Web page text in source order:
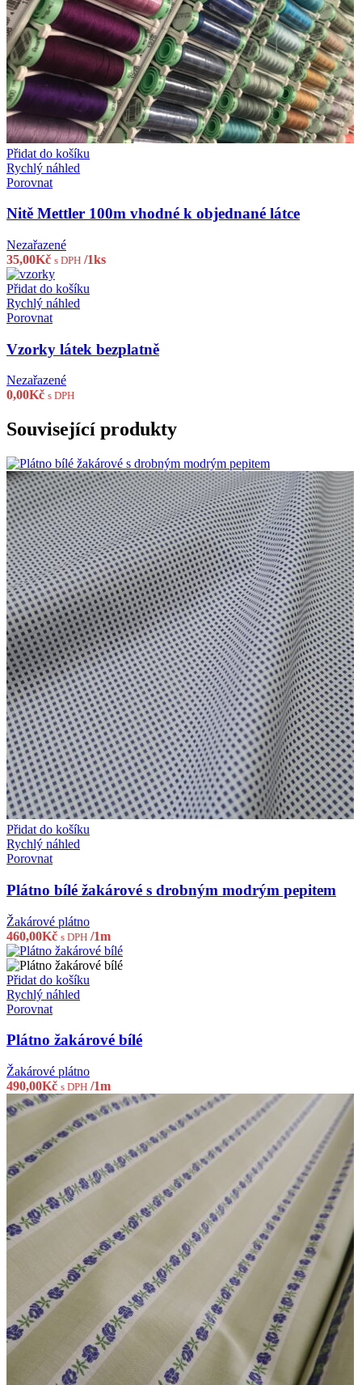
Přidat do košíku
Rychlý náhled
Porovnat
Nitě Mettler 100m vhodné k objednané látce
Nezařazené
35,00Kč s DPH /1ks
Přidat do košíku
Rychlý náhled
Porovnat
Vzorky látek bezplatně
Nezařazené
0,00Kč s DPH
Související produkty
Přidat do košíku
Rychlý náhled
Porovnat
Plátno bílé žakárové s drobným modrým pepitem
Žakárové plátno
460,00Kč s DPH /1m
Přidat do košíku
Rychlý náhled
Porovnat
Plátno žakárové bílé
Žakárové plátno
490,00Kč s DPH /1m